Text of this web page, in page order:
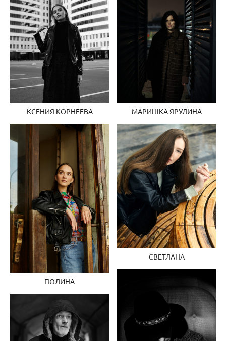
КСЕНИЯ КОРНЕЕВА МАРИШКА ЯРУЛИНА
ПОЛИНА
СВЕТЛАНА